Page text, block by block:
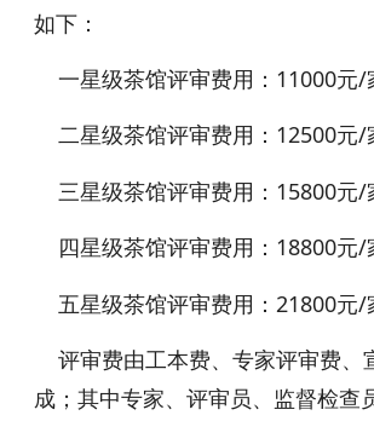
如下：
一星级茶馆评审费用：11000元/
二星级茶馆评审费用：12500元/
三星级茶馆评审费用：15800元/
四星级茶馆评审费用：18800元/
五星级茶馆评审费用：21800元/
评审费由工本费、专家评审费、
成；其中专家、评审员、监督检查